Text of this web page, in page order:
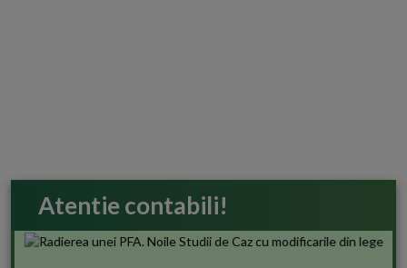
Atentie contabili!